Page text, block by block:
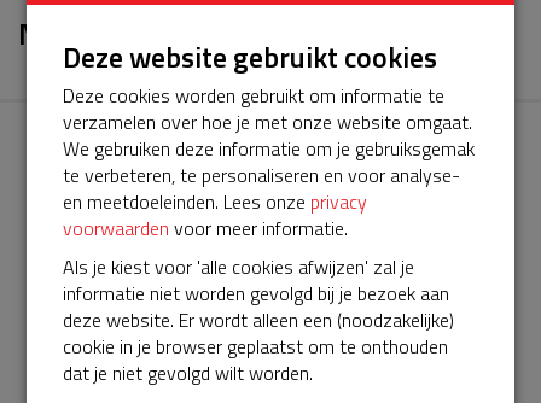
Nieuws
AED360-ProCardio
ServiceBuurtAED wordt aangeboden door de Hartstichting en
AED360-ProCardio. Net als bij BuurtAED is AED360-ProCardio
de leverancier van het servicepakket en ontzorgen zij jou de
Deze website gebruikt cookies
Deze cookies worden gebruikt om informatie te
verzamelen over hoe je met onze website omgaat.
We gebruiken deze informatie om je gebruiksgemak
te verbeteren, te personaliseren en voor analyse-
en meetdoeleinden. Lees onze privacy
voorwaarden voor meer informatie.
Als je kiest voor 'alle cookies afwijzen' zal je
informatie niet worden gevolgd bij je bezoek aan
deze website. Er wordt alleen een (noodzakelijke)
cookie in je browser geplaatst om te onthouden
dat je niet gevolgd wilt worden.